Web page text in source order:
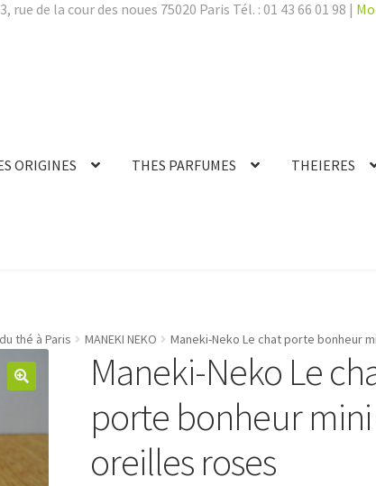
de la cour des noues 75020 Paris Tél. : 01 43 66 01 98 |
ORIGINES THES PARFUMES THEIERES
thé à Paris MANEKI NEKO Maneki-Neko Le chat porte bonheur
Maneki-Neko Le
porte bonheur
oreilles roses